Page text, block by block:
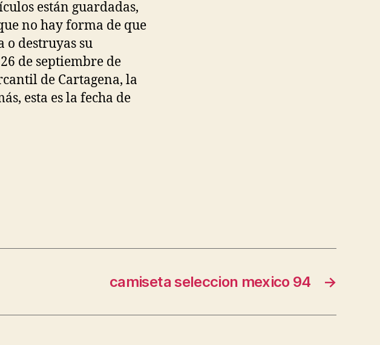
están guardadas,
no hay forma de que
o destruyas su
de septiembre de
de Cartagena, la
esta es la fecha de
→
camiseta seleccion mexico 94